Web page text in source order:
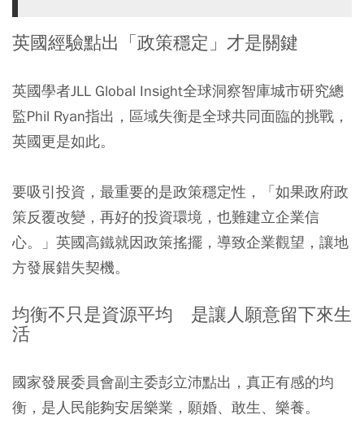
英國經驗點出「政策穩定」才是關鍵
英國學者JLL Global Insight全球洞察智庫城市研究總
監Phil Ryan指出，區域失衡是全球共同面臨的挑戰，
英國更是如此。
要吸引投資，最重要的是政策穩定性，「如果政府政
策反覆改變，再好的投資環境，也難建立企業信
心。」英國高鐵就因政策搖擺，導致企業觀望，讓地
方發展錯失契機。
均衡不只是資源平均 是讓人願意留下來生
活
國家發展委員會副主委彭立沛點出，真正有感的均
衡，是人民能夠安居樂業，願婚、敢生、樂養。